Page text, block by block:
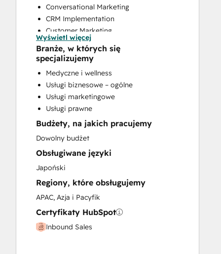
Conversational Marketing
CRM Implementation
Customer Marketing
Customer Survey and Analysis
Email Marketing
Full Inbound Marketing Services
Paid Advertising
Programmable Automation
Wyświetl więcej
Branże, w których się
specjalizujemy
Medyczne i wellness
Usługi biznesowe – ogólne
Usługi marketingowe
Usługi prawne
Budżety, na jakich pracujemy
Dowolny budżet
Obsługiwane języki
Japoński
Regiony, które obsługujemy
APAC, Azja i Pacyfik
Certyfikaty HubSpot
Inbound Sales